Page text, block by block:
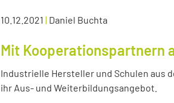
10.12.2021 | Daniel Buchta
Mit Kooperationspartnern
Industrielle Hersteller und Schulen aus
ihr Aus- und Weiterbildungsangebot.